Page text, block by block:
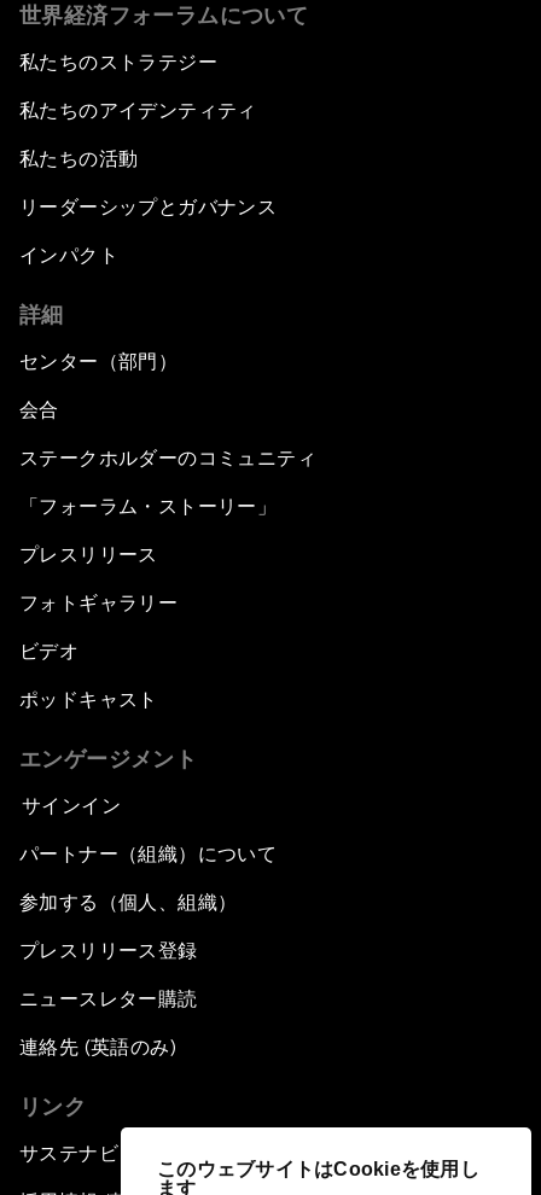
このウェブサイトはCookieを使用し
ます
世界経済フォーラムについて
私たちのストラテジー
私たちのアイデンティティ
私たちの活動
リーダーシップとガバナンス
インパクト
詳細
センター（部門）
会合
ステークホルダーのコミュニティ
「フォーラム・ストーリー」
プレスリリース
フォトギャラリー
ビデオ
ポッドキャスト
エンゲージメント
サインイン
パートナー（組織）について
参加する（個人、組織）
プレスリリース登録
ニュースレター購読
連絡先 (英語のみ)
リンク
サステナビリティへの取り組み